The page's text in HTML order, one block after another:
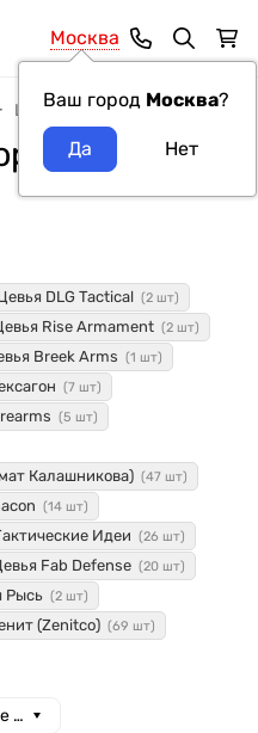
Москва
Ваш город Москва?
Цевья
DLG Tactical (2 шт)
Rise Armament (2 шт)
Breek Arms (1 шт)
(7 шт)
(5 шт)
Калашникова) (47 шт)
(14 шт)
Идеи (26 шт)
Fab Defense (20 шт)
Рысь (2 шт)
(Zenitco) (69 шт)
сначала